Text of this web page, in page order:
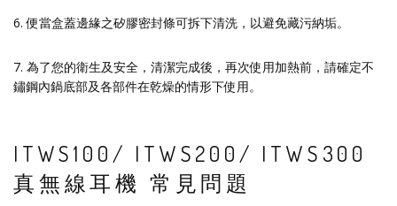
6. 便當盒蓋邊緣之矽膠密封條可拆下清洗，以避免藏污納垢。
7. 為了您的衛生及安全，清潔完成後，再次使用加熱前，請確定不
鏽鋼內鍋底部及各部件在乾燥的情形下使用。
ITWS100/ ITWS200/ ITWS300
真無線耳機 常見問題